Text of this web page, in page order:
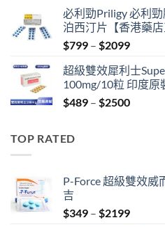
was:
$399.
is:
$369.
必利勁Priligy 必利
泊西汀片【香港藥店
$799 – $2099Price
$799
$2099
超級雙效犀利士
100mg/10粒 印度原
$489 – $2500Price
TOP RATED
P-Force 超級雙效威
吉
$349 – $2199Price